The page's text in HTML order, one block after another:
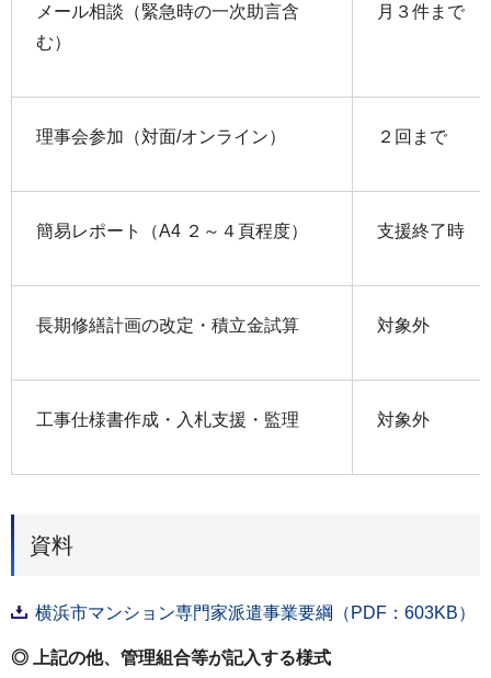
メール相談（緊急時の一次助言含
む）
月３件まで
理事会参加（対面/オンライン） ２回まで
簡易レポート（A4 ２～４頁程度） 支援終了時
長期修繕計画の改定・積立金試算 対象外
工事仕様書作成・入札支援・監理 対象外
資料
横浜市マンション専門家派遣事業要綱（PDF：603KB）
◎ 上記の他、管理組合等が記⼊する様式